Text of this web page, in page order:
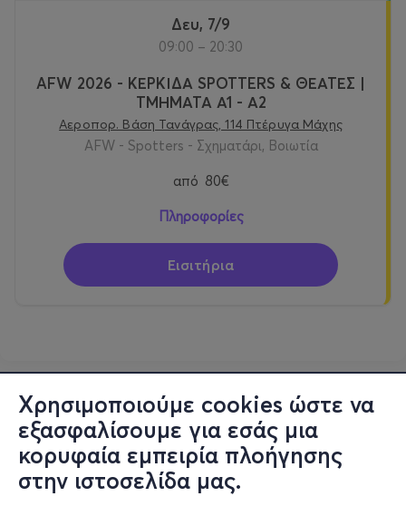
Χρησιμοποιούμε cookies ώστε να
εξασφαλίσουμε για εσάς μια
κορυφαία εμπειρία πλοήγησης
στην ιστοσελίδα μας.
Δευ, 7/9
09:00 – 20:30
AFW 2026 - ΚΕΡΚΙΔΑ SPOTTERS & ΘΕΑΤΕΣ |
ΤΜΗΜΑΤΑ Α1 - Α2
Αεροπορ. Βάση Τανάγρας, 114 Πτέρυγα Μάχης
AFW - Spotters - Σχηματάρι, Βοιωτία
από 80€
Πληροφορίες
Εισιτήρια